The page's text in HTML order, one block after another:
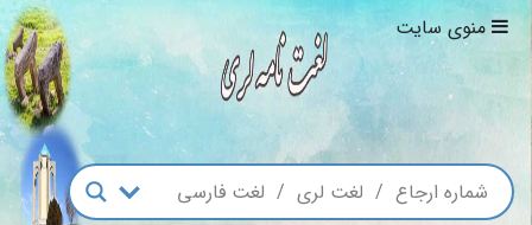
منوی سایت